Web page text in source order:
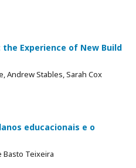
the Experience of New Build
Andrew Stables, Sarah Cox
educacionais e o
Basto Teixeira